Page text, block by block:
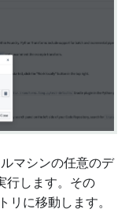
マシンの任意のデ
行します。その
リに移動します。